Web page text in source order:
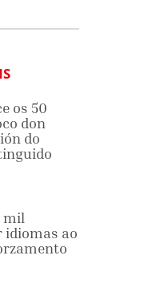
os 50
don
do
mil
idiomas ao